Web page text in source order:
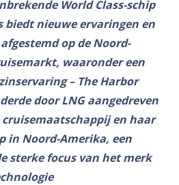
World Class-schip
biedt nieuwe ervaringen en
op de Noord-
waaronder een
– The Harbor
door LNG aangedreven
en haar
in Noord-Amerika, een
sterke focus van het merk